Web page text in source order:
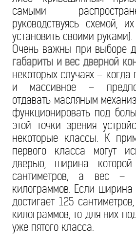
самыми
руководствуясь схемой,
установить своими руками).
Очень важны при выборе
габариты и вес дверной
некоторых случаях – когда
и массивное –
отдавать масляным
функционировать под
этой точки зрения
некоторые классы. К
первого класса могут
дверью, ширина которой
сантиметров, а вес
килограммов. Если ширина
достигает 125
килограммов, то для них
уже пятого класса.